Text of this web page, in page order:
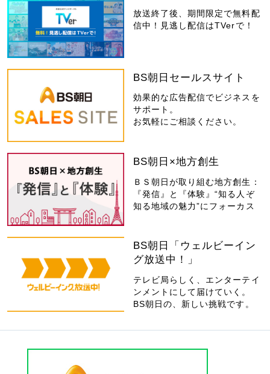
放送終了後、期間限定で無料配
信中！見逃し配信はTVerで！
BS朝日セールスサイト
効果的な広告配信でビジネスを
サポート。
お気軽にご相談ください。
BS朝日×地方創生
ＢＳ朝日が取り組む地方創生：
『発信』と『体験』“知る人ぞ
知る地域の魅力”にフォーカス
BS朝日「ウェルビーイン
グ放送中！」
テレビ局らしく、エンターテイ
ンメントにして届けていく。
BS朝日の、新しい挑戦です。